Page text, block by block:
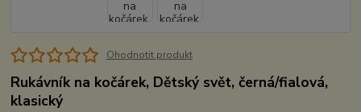
Ohodnotit produkt
Rukávník na kočárek, Dětský svět, černá/fialová,
klasický